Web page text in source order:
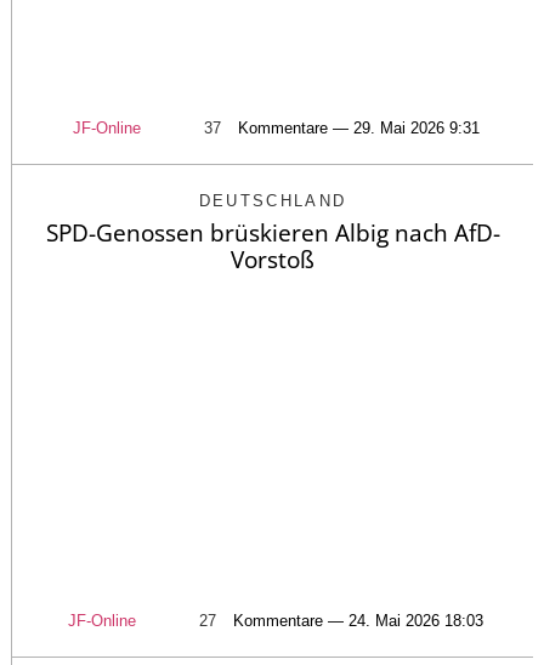
JF-Online 37 Kommentare — 29. Mai 2026 9:31
DEUTSCHLAND
SPD-Genossen brüskieren Albig nach AfD-
Vorstoß
JF-Online 27 Kommentare — 24. Mai 2026 18:03